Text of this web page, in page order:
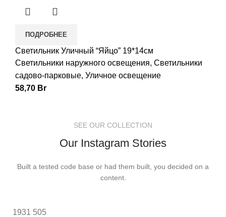
ПОДРОБНЕЕ
Светильник Уличный “Яйцо” 19*14см
Светильники наружного освещения, Светильники
садово-парковые, Уличное освещение
58,70 Br
SEE OUR COLLECTION
Our Instagram Stories
Built a tested code base or had them built, you decided on a
content.
1931 505